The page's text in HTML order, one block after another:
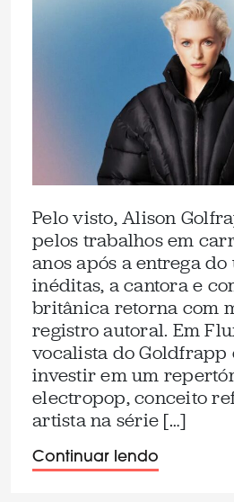
Pelo visto, Alison
pelos trabalhos em
anos após a entrega
inéditas, a cantora e
britânica retorna com
registro autoral. Em
vocalista do Goldfrapp
investir em um
electropop, conceito
artista na série […]
Continuar lendo